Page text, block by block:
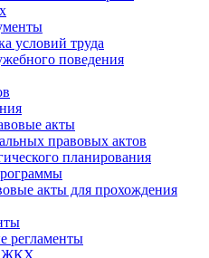
условий труда
поведения
акты
правовых актов
планирования
акты для прохождения
регламенты
ЖКХ